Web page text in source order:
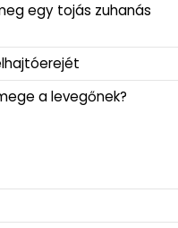
egy tojás zuhanás
a levegőnek?